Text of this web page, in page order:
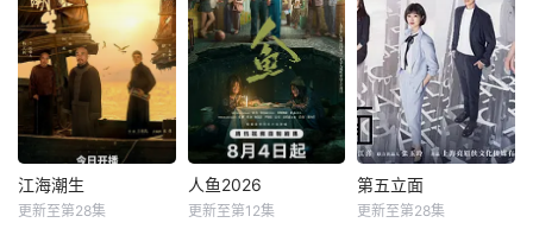
江海潮生
更新至第28集
人鱼2026
更新至第12集
第五立面
更新至第28集